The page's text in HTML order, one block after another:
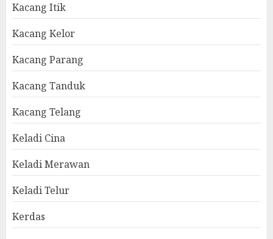
Kacang Itik
Kacang Kelor
Kacang Parang
Kacang Tanduk
Kacang Telang
Keladi Cina
Keladi Merawan
Keladi Telur
Kerdas